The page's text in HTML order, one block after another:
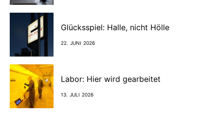
Glücksspiel: Halle, nicht Hölle
22. JUNI 2026
Labor: Hier wird gearbeitet
13. JULI 2026